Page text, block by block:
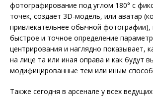
фотографирование под углом 180° с
точек, создает 3D-модель, или аватар
привлекательнее обычной фотографии),
быстрое и точное определение
центрирования и наглядно показывает,
на лице та или иная оправа и как будут
модифицированные тем или иным
Также сегодня в арсенале у всех